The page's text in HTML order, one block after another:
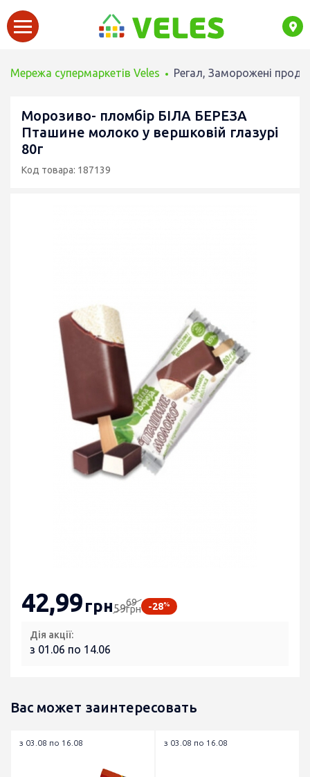
Мережа супермаркетів Veles Регал, Заморожені
Морозиво- пломбір БІЛА БЕРЕЗА
Пташине молоко у вершковій глазурі
80г
Код товара: 187139
42,99грн5969
грн -28%
Дія акції:
з 01.06 по 14.06
Вас может заинтересовать
з 03.08 по 16.08 з 03.08 по 16.08